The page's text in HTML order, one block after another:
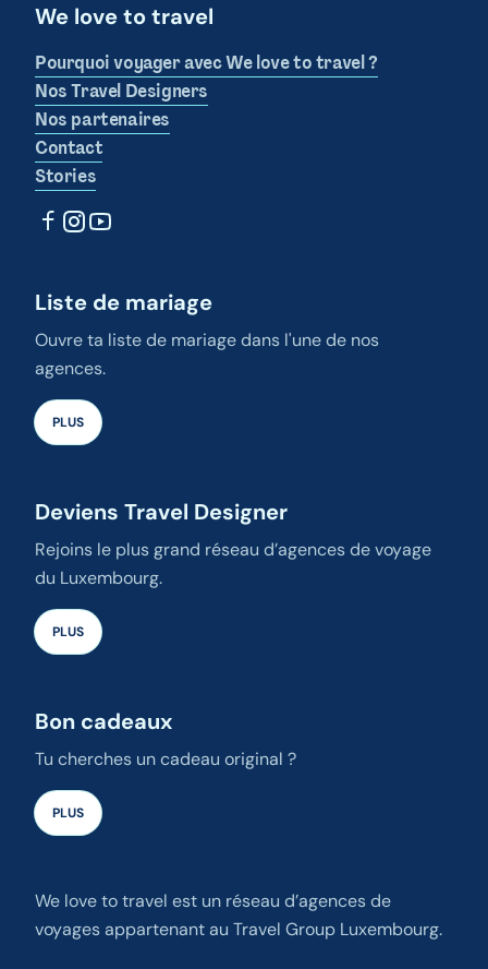
We love to travel
Pourquoi voyager avec We love to travel ?
Nos Travel Designers
Nos partenaires
Contact
Stories
Liste de mariage
Ouvre ta liste de mariage dans l'une de nos
agences.
PLUS
Deviens Travel Designer
Rejoins le plus grand réseau d’agences de voyage
du Luxembourg.
PLUS
Bon cadeaux
Tu cherches un cadeau original ?
PLUS
We love to travel est un réseau d’agences de
voyages appartenant au Travel Group Luxembourg.